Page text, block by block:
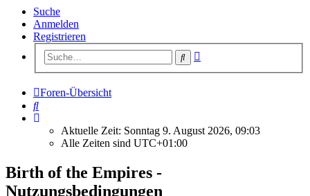
Suche
Anmelden
Registrieren
Suche
Foren-Übersicht
Suche
Aktuelle Zeit: Sonntag 9. August 2026, 09:03
Alle Zeiten sind UTC+01:00
Birth of the Empires -
Nutzungsbedingungen